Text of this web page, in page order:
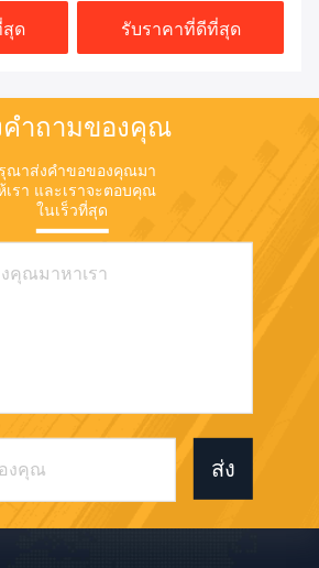
สุด รับราคาที่ดีที่สุด
คำถามของคุณ
ณาส่งคําขอของคุณมา
เรา และเราจะตอบคุณ
ในเร็วที่สุด
ส่ง